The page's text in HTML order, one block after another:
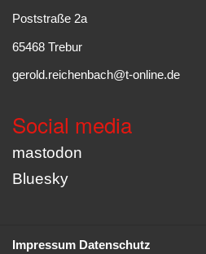
Poststraße 2a
65468 Trebur
gerold.reichenbach@t-online.de
Social media
mastodon
Bluesky
Impressum Datenschutz